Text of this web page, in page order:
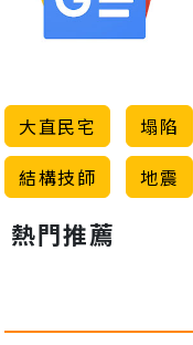
大直民宅 塌陷
結構技師
地震
熱門推薦